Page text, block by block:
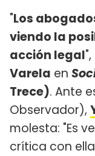
"Los
viendo la
acción legal
Varela en
Trece). Ante
Observador),
molesta: "Es
crítica con